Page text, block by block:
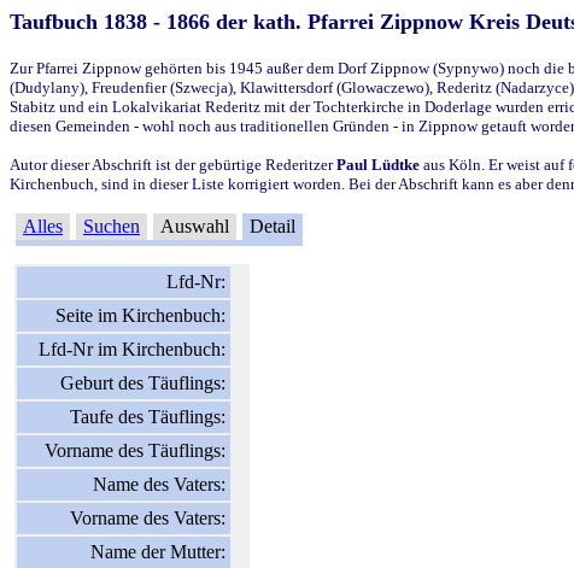
Taufbuch 1838 - 1866 der kath. Pfarrei Zippnow Kreis
Zur Pfarrei Zippnow gehörten bis 1945 außer dem Dorf Zippnow (Sypnywo) noch
(Dudylany), Freudenfier (Szwecja), Klawittersdorf (Glowaczewo), Rederitz
Stabitz und ein Lokalvikariat Rederitz mit der Tochterkirche in Doderlage wurden
diesen Gemeinden - wohl noch aus traditionellen Gründen - in Zippnow getauft
Autor dieser Abschrift ist der gebürtige RederitzerPaul Lüdtke aus Köln. Er weist auf
Kirchenbuch, sind in dieser Liste korrigiert worden. Bei der Abschrift kann es aber
Alles Suchen Auswahl Detail
Lfd-Nr:
Seite im Kirchenbuch:
Lfd-Nr im Kirchenbuch:
Geburt des Täuflings:
Taufe des Täuflings:
Vorname des Täuflings:
Name des Vaters:
Vorname des Vaters:
Name der Mutter: